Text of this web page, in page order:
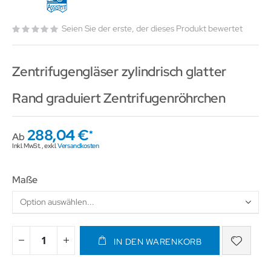
Seien Sie der erste, der dieses Produkt bewertet
Zentrifugengläser zylindrisch glatter
Rand graduiert Zentrifugenröhrchen
Ab 288,04 €
Inkl. MwSt.,exkl.Versandkosten
Maße
IN DEN WARENKORB